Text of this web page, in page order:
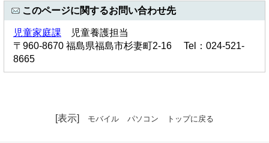
このページに関するお問い合わせ先
児童家庭課 児童養護担当
〒960-8670 福島県福島市杉妻町2-16 Tel：024-521-
8665
[表示] モバイル パソコン トップに戻る